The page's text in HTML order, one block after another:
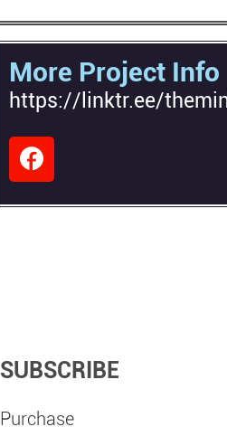
More Project Info
https://linktr.ee/
SUBSCRIBE
Purchase